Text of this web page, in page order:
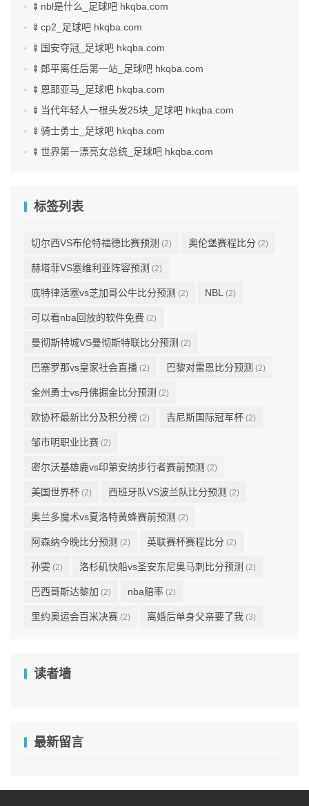
🍢nbl是什么_足球吧 hkqba.com
🍢cp2_足球吧 hkqba.com
🍢国安夺冠_足球吧 hkqba.com
🍢郎平离任后第一站_足球吧 hkqba.com
🍢恩耶亚马_足球吧 hkqba.com
🍢当代年轻人一根头发25块_足球吧 hkqba.com
🍢骑士勇士_足球吧 hkqba.com
🍢世界第一漂亮女总统_足球吧 hkqba.com
标签列表
切尔西VS布伦特福德比赛预测 (2) 奥伦堡赛程比分 (2)
赫塔菲VS塞维利亚阵容预测 (2)
底特律活塞vs芝加哥公牛比分预测 (2) NBL (2)
可以看nba回放的软件免费 (2)
曼彻斯特城VS曼彻斯特联比分预测 (2)
巴塞罗那vs皇家社会直播 (2) 巴黎对雷恩比分预测 (2)
金州勇士vs丹佛掘金比分预测 (2)
欧协杯最新比分及积分榜 (2) 吉尼斯国际冠军杯 (2)
邹市明职业比赛 (2)
密尔沃基雄鹿vs印第安纳步行者赛前预测 (2)
美国世界杯 (2) 西班牙队VS波兰队比分预测 (2)
奥兰多魔术vs夏洛特黄蜂赛前预测 (2)
阿森纳今晚比分预测 (2) 英联赛杯赛程比分 (2)
孙雯 (2) 洛杉矶快船vs圣安东尼奥马刺比分预测 (2)
巴西哥斯达黎加 (2) nba赔率 (2)
里约奥运会百米决赛 (2) 离婚后单身父亲要了我 (3)
读者墙
最新留言